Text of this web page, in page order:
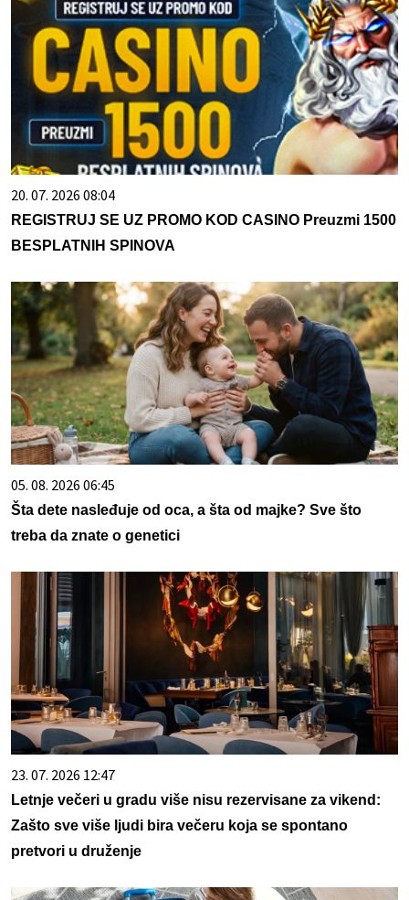
20. 07. 2026 08:04
REGISTRUJ SE UZ PROMO KOD CASINO Preuzmi 1500
BESPLATNIH SPINOVA
05. 08. 2026 06:45
Šta dete nasleđuje od oca, a šta od majke? Sve što
treba da znate o genetici
23. 07. 2026 12:47
Letnje večeri u gradu više nisu rezervisane za vikend:
Zašto sve više ljudi bira večeru koja se spontano
pretvori u druženje